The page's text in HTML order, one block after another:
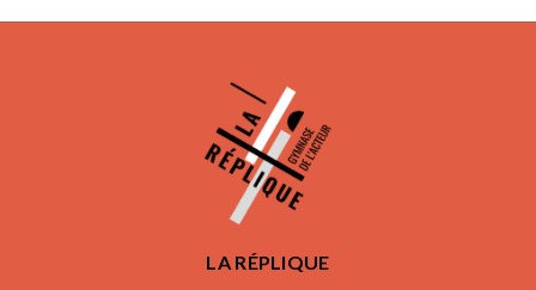
LA RÉPLIQUE